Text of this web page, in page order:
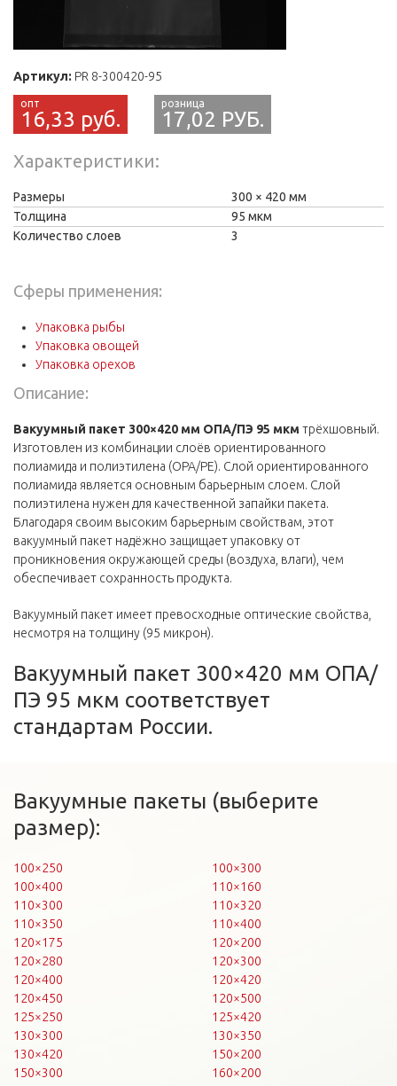
Артикул: PR 8-300420-95
16,33 руб. 17,02 РУБ.
Характеристики
Размеры 300
420 мм
Толщина
95 мкм
Количество слоев
3
Сферы применения:
Упаковка рыбы
Упаковка овощей
Упаковка орехов
Описание:
Вакуумный пакет 300×420 мм ОПА/ПЭ 95 мкм трёхшовный.
Изготовлен из комбинации слоёв ориентированного
полиамида и полиэтилена (OPA/PE). Слой ориентированного
полиамида является основным барьерным слоем. Слой
полиэтилена нужен для качественной запайки пакета.
Благодаря своим высоким барьерным свойствам, этот
вакуумный пакет надёжно защищает упаковку от
проникновения окружающей среды (воздуха, влаги), чем
обеспечивает сохранность продукта.
Вакуумный пакет имеет превосходные оптические свойства,
несмотря на толщину (95 микрон).
Вакуумный пакет 300×420 мм ОПА/
ПЭ 95 мкм соответствует
стандартам России.
Вакуумные пакеты (выберите
размер):
100×250
100×300
100×400
110×160
110×300
110×320
110×350
110×400
120×175
120×200
120×280
120×300
120×400
120×420
120×450
120×500
125×250
125×420
130×300
130×350
130×420
150×200
150×300
160×200